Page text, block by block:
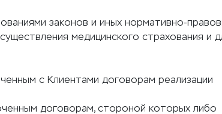
законов и иных нормативно-
медицинского страхования и
с Клиентами договорам реализации
договорам, стороной которых либо